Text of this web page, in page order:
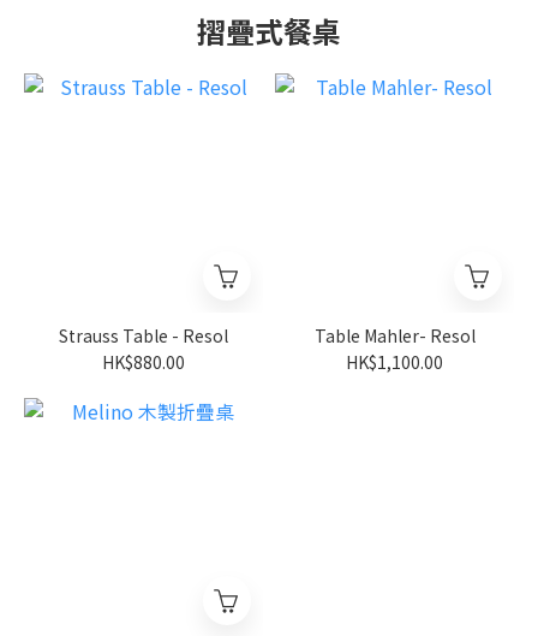
摺疊式餐桌
Strauss Table - Resol
HK$880.00
Table Mahler- Resol
HK$1,100.00